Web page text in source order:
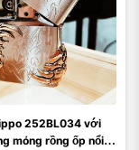
252BL034 với
móng rồng ốp nổi 2